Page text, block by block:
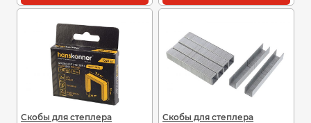
Скобы для степлера
Скобы для степлера